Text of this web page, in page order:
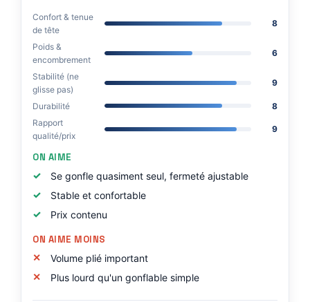
Confort & tenue
de tête
8
Poids &
encombrement
6
Stabilité (ne
glisse pas)
9
Durabilité
8
Rapport
qualité/prix
9
ON AIME
Se gonfle quasiment seul, fermeté ajustable
Stable et confortable
Prix contenu
ON AIME MOINS
Volume plié important
Plus lourd qu'un gonflable simple